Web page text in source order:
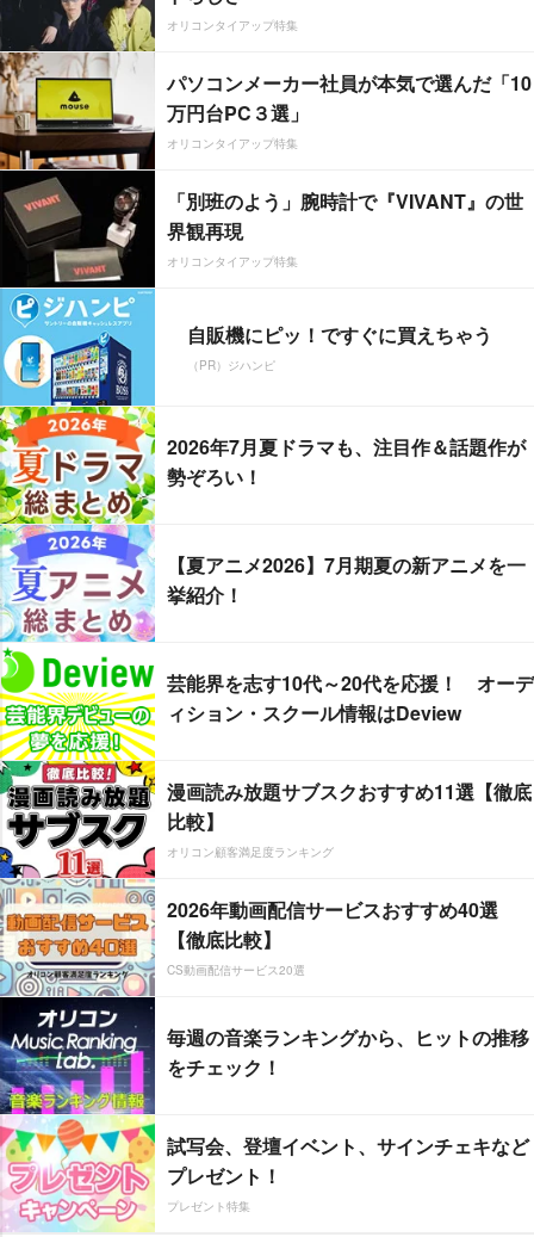
オリコンタイアップ特集
パソコンメーカー社員が本気で選んだ「10
万円台PC３選」
オリコンタイアップ特集
「別班のよう」腕時計で『VIVANT』の世
界観再現
オリコンタイアップ特集
自販機にピッ！ですぐに買えちゃう
（PR）ジハンピ
2026年7月夏ドラマも、注目作＆話題作が
勢ぞろい！
【夏アニメ2026】7月期夏の新アニメを一
挙紹介！
芸能界を志す10代～20代を応援！ オーデ
ィション・スクール情報はDeview
漫画読み放題サブスクおすすめ11選【徹底
比較】
オリコン顧客満足度ランキング
2026年動画配信サービスおすすめ40選
【徹底比較】
CS動画配信サービス20選
毎週の音楽ランキングから、ヒットの推移
をチェック！
試写会、登壇イベント、サインチェキなど
プレゼント！
プレゼント特集